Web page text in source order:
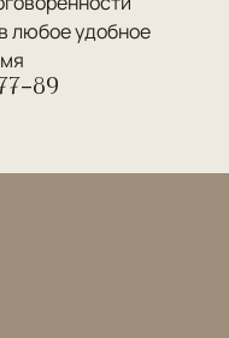
любое удобное
89